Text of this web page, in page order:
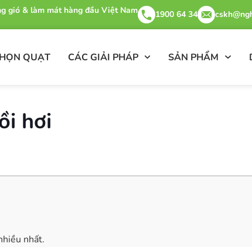
gió & làm mát hàng đầu Việt Nam 1900 64 34
QUẠT CÁC GIẢI PHÁP SẢN PHẨM
hơi
nhất.